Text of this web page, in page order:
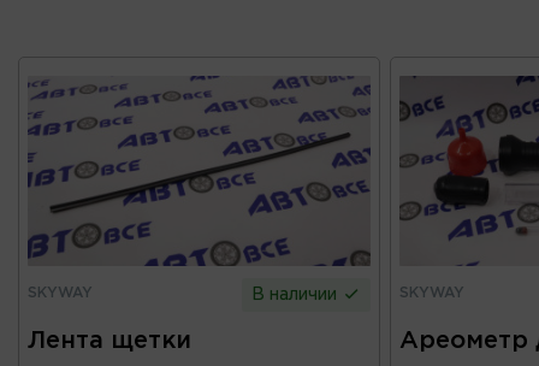
SKYWAY В наличии
Лента щетки
SKYWAY
Ареометр